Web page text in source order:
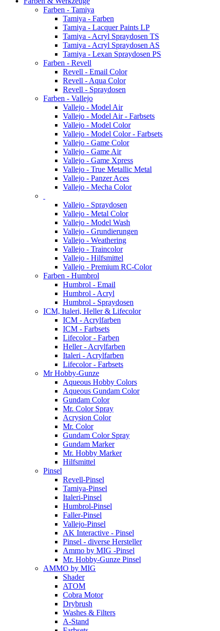
Farben - Tamiya
Tamiya - Farben
Tamiya - Lacquer Paints LP
Tamiya - Acryl Spraydosen TS
Tamiya - Acryl Spraydosen AS
Tamiya - Lexan Spraydosen PS
Farben - Revell
Revell - Email Color
Revell - Aqua Color
Revell - Spraydosen
Farben - Vallejo
Vallejo - Model Air
Vallejo - Model Air - Farbsets
Vallejo - Model Color
Vallejo - Model Color - Farbsets
Vallejo - Game Color
Vallejo - Game Air
Vallejo - Game Xpress
Vallejo - True Metallic Metal
Vallejo - Panzer Aces
Vallejo - Mecha Color
Vallejo - Spraydosen
Vallejo - Metal Color
Vallejo - Model Wash
Vallejo - Grundierungen
Vallejo - Weathering
Vallejo - Traincolor
Vallejo - Hilfsmittel
Vallejo - Premium RC-Color
Farben - Humbrol
Humbrol - Email
Humbrol - Acryl
Humbrol - Spraydosen
ICM, Italeri, Heller & Lifecolor
ICM - Acrylfarben
ICM - Farbsets
Lifecolor - Farben
Heller - Acrylfarben
Italeri - Acrylfarben
Lifecolor - Farbsets
Mr Hobby-Gunze
Aqueous Hobby Colors
Aqueous Gundam Color
Gundam Color
Mr. Color Spray
Acrysion Color
Mr. Color
Gundam Color Spray
Gundam Marker
Mr. Hobby Marker
Hilfsmittel
Pinsel
Revell-Pinsel
Tamiya-Pinsel
Italeri-Pinsel
Humbrol-Pinsel
Faller-Pinsel
Vallejo-Pinsel
AK Interactive - Pinsel
Pinsel - diverse Hersteller
Ammo by MIG -Pinsel
Mr. Hobby-Gunze Pinsel
AMMO by MIG
Shader
ATOM
Cobra Motor
Drybrush
Washes & Filters
A-Stand